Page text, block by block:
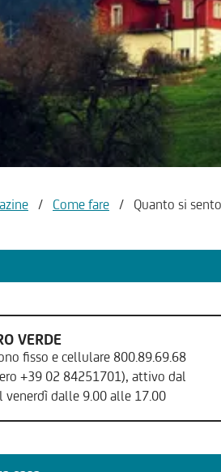
/ Come fare / Quanto si
VERDE
fisso e cellulare 800.89.69.68
+39 02 84251701), attivo dal
venerdì dalle 9.00 alle 17.00